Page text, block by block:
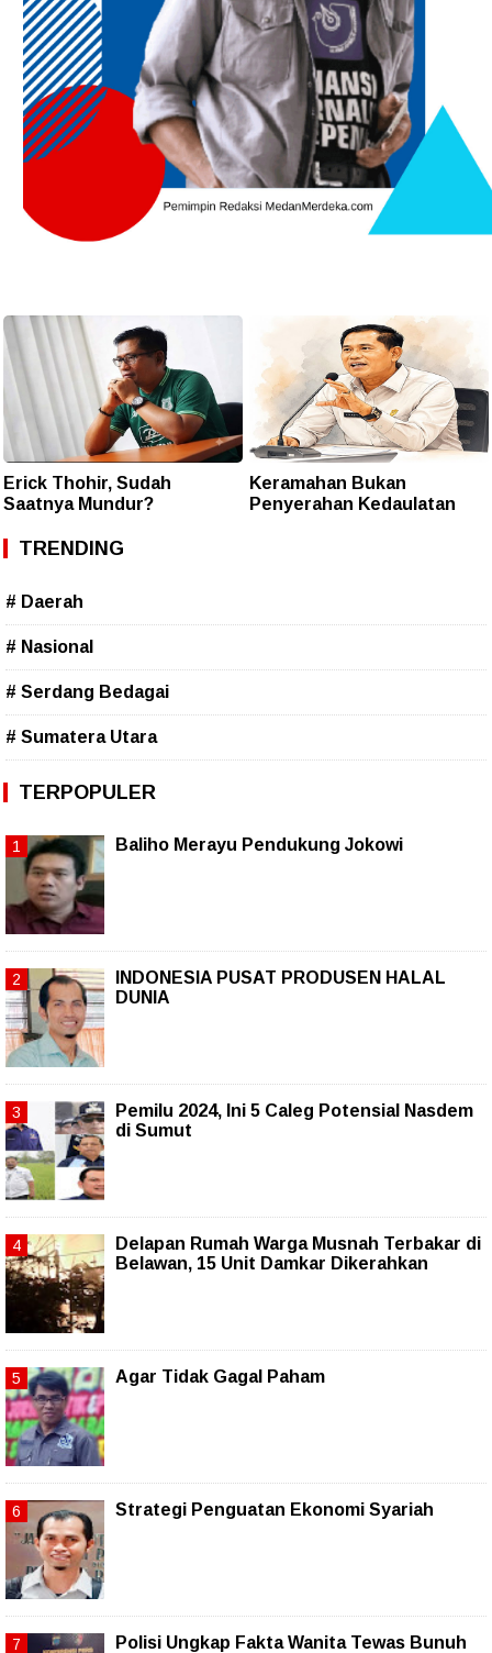
Erick Thohir, Sudah
Saatnya Mundur?
Keramahan Bukan
Penyerahan Kedaulatan
TRENDING
# Daerah
# Nasional
# Serdang Bedagai
# Sumatera Utara
TERPOPULER
Baliho Merayu Pendukung Jokowi
INDONESIA PUSAT PRODUSEN HALAL
DUNIA
Pemilu 2024, Ini 5 Caleg Potensial Nasdem
di Sumut
Delapan Rumah Warga Musnah Terbakar di
Belawan, 15 Unit Damkar Dikerahkan
Agar Tidak Gagal Paham
Strategi Penguatan Ekonomi Syariah
Polisi Ungkap Fakta Wanita Tewas Bunuh